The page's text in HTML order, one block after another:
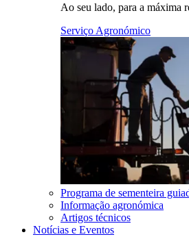
Ao seu lado, para a máxima
Serviço Agronómico
Programa de sementeira
Informação agronómica
Artigos técnicos
Notícias e Eventos